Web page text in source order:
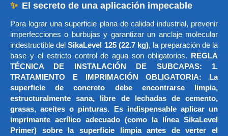
✨ El secreto de una aplicación impecable
Para lograr una superficie plana de calidad industrial, prevenir
imperfecciones o burbujas y garantizar un anclaje molecular
indestructible delSikaLevel 125 (22.7 kg), la preparación de la
base y el estricto control de agua son obligatorios.
REGLA
TÉCNICA DE INSTALACIÓN DE SUBCAPAS: 1.
TRATAMIENTO E IMPRIMACIÓN OBLIGATORIA: La
superficie de concreto debe encontrarse limpia,
estructuralmente sana, libre de lechadas de cemento,
grasas, aceites o pinturas. Es indispensable aplicar un
imprimante acrílico adecuado (como la línea SikaLevel
Primer) sobre la superficie limpia antes de verter el